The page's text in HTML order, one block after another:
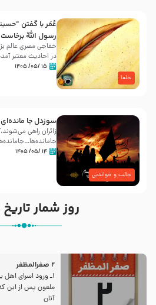
خلفا
عُمَر با گفتن
رسول اللّه برخاست
در احادیث معتبر
۱۵ /۰۵/ ۱۴۰۵
جالب و خواندنی
سوزدل جا مانده‌ای
زائران راهی
۱۴ /۰۵/ ۱۴۰۵
روز شمار
2 صفرالمظفر
1ـ ورود اسراى
ملعون پس از این
آنان